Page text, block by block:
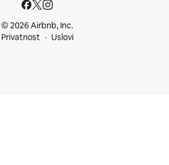
© 2026 Airbnb, Inc.
Privatnost
Uslovi